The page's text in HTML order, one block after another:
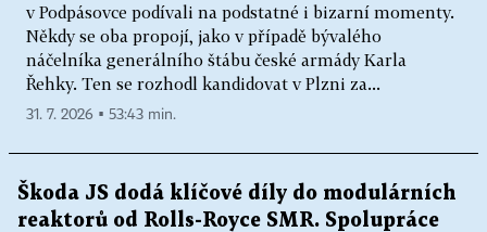
v Podpásovce podívali na podstatné i bizarní momenty.
Někdy se oba propojí, jako v případě bývalého
náčelníka generálního štábu české armády Karla
Řehky. Ten se rozhodl kandidovat v Plzni za...
31. 7. 2026 ▪ 53:43 min.
Škoda JS dodá klíčové díly do modulárních
reaktorů od Rolls-Royce SMR. Spolupráce